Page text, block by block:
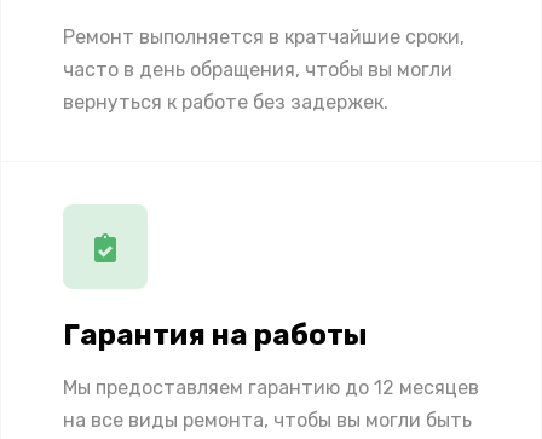
Ремонт выполняется в кратчайшие сроки,
часто в день обращения, чтобы вы могли
вернуться к работе без задержек.
Гарантия на работы
Мы предоставляем гарантию до 12 месяцев
на все виды ремонта, чтобы вы могли быть